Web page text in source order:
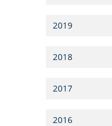
2019
2018
2017
2016